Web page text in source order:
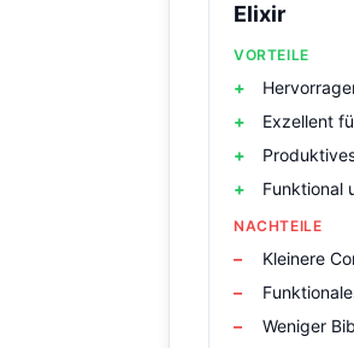
Elixir
VORTEILE
Exzellent
Funktional
NACHTEILE
Kleinere
Weniger